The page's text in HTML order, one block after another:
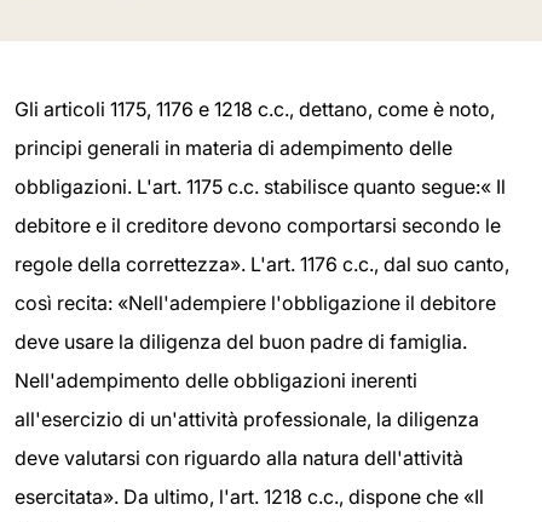
Gli articoli 1175, 1176 e 1218 c.c., dettano, come è noto,
principi generali in materia di adempimento delle
obbligazioni. L'art. 1175 c.c. stabilisce quanto segue:« Il
debitore e il creditore devono comportarsi secondo le
regole della correttezza». L'art. 1176 c.c., dal suo canto,
così recita: «Nell'adempiere l'obbligazione il debitore
deve usare la diligenza del buon padre di famiglia.
Nell'adempimento delle obbligazioni inerenti
all'esercizio di un'attività professionale, la diligenza
deve valutarsi con riguardo alla natura dell'attività
esercitata». Da ultimo, l'art. 1218 c.c., dispone che «Il